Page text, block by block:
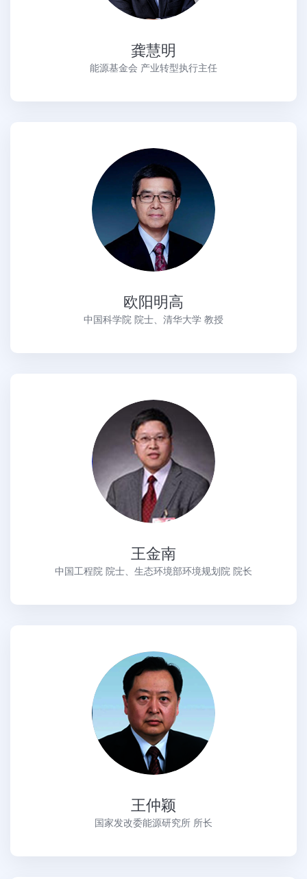
龚慧明
能源基金会 产业转型执行主任
欧阳明高
中国科学院 院士、清华大学 教授
王金南
中国工程院 院士、生态环境部环境规划院 院长
王仲颖
国家发改委能源研究所 所长